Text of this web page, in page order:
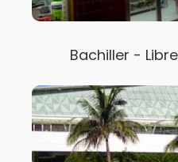
Bachiller -